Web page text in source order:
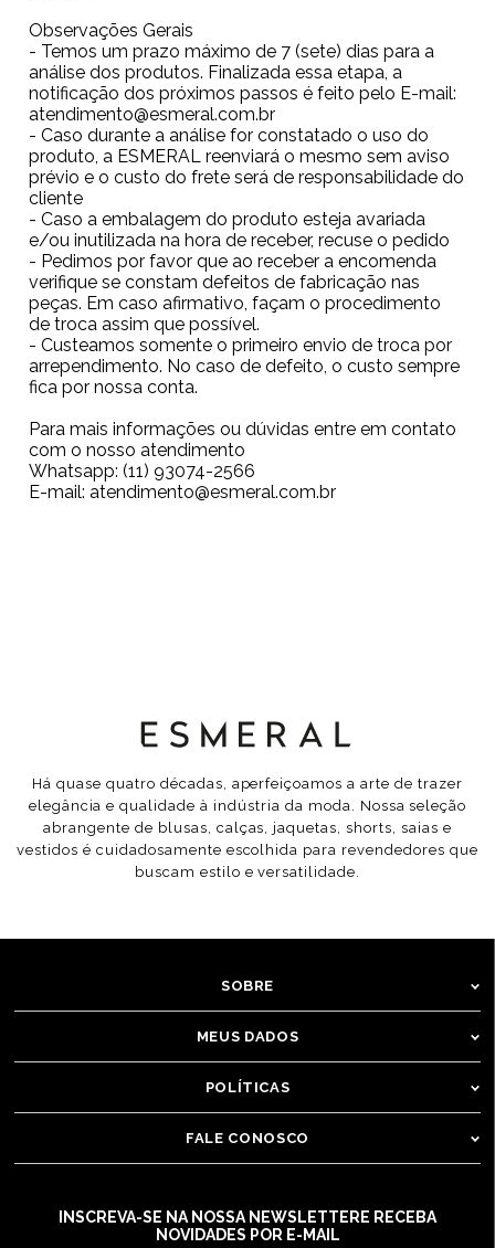
Observações Gerais
- Temos um prazo máximo de 7 (sete) dias para a
análise dos produtos. Finalizada essa etapa, a
notificação dos próximos passos é feito pelo E-mail:
atendimento@esmeral.com.br
- Caso durante a análise for constatado o uso do
produto, a ESMERAL reenviará o mesmo sem aviso
prévio e o custo do frete será de responsabilidade do
cliente
- Caso a embalagem do produto esteja avariada
e/ou inutilizada na hora de receber, recuse o pedido
- Pedimos por favor que ao receber a encomenda
verifique se constam defeitos de fabricação nas
peças. Em caso afirmativo, façam o procedimento
de troca assim que possível.
- Custeamos somente o primeiro envio de troca por
arrependimento. No caso de defeito, o custo sempre
fica por nossa conta.
Para mais informações ou dúvidas entre em contato
com o nosso atendimento
Whatsapp:(11) 93074-2566
E-mail:atendimento@esmeral.com.br
Há quase quatro décadas, aperfeiçoamos a arte de trazer
elegância e qualidade à indústria da moda. Nossa seleção
abrangente de blusas, calças, jaquetas, shorts, saias e
vestidos é cuidadosamente escolhida para revendedores que
buscam estilo e versatilidade.
SOBRE
MEUS DADOS
POLÍTICAS
FALE CONOSCO
INSCREVA-SE NA NOSSA NEWSLETTER E RECEBA
NOVIDADES POR E-MAIL